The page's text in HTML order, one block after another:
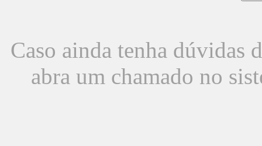
Caso ainda tenha dúvidas
abra um chamado no